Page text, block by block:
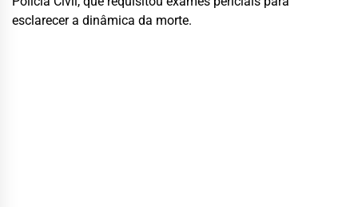
esclarecer a dinâmica da morte.